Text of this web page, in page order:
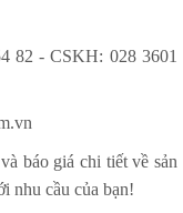
82 - CSKH: 028 3601
báo giá chi tiết về sản
nhu cầu của bạn!